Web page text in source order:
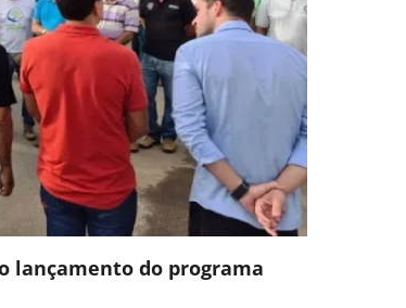
lançamento do programa